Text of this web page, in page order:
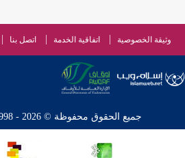
وثيقة الخصوصية اتفاقية الخدمة اتصل بنا
جميع الحقوق محفوظة © 2026 - 1998 لشبكة إسلام ويب